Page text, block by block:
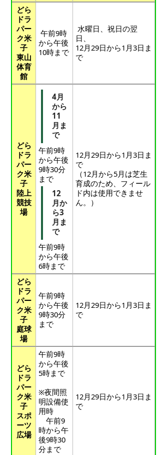
どら
ドラ
パー
ク米
子
東山
体育
館
午前9時
から午後
10時まで
水曜日、祝日の翌
日、
12月29日から1月3日ま
で
どら
ドラ
パー
ク米
子
陸上
競技
場
4月
から
11
月ま
で
午前9時
から午後
9時30分
まで
12
月か
ら3
月ま
で
午前9時
から午後
6時まで
12月29日から1月3日ま
で
（12月から5月は芝生
育成のため、フィール
ド内は使用できませ
ん。）
どら
ドラ
パー
ク米
子
庭球
場
午前9時
から午後
9時30分
まで
12月29日から1月3日ま
で
どら
ドラ
パー
ク米
子
スポ
ーツ
広場
午前9時
から午後
5時まで
※夜間照
明設備使
用時
午前9
時から午
後9時30
分まで
12月29日から1月3日ま
で